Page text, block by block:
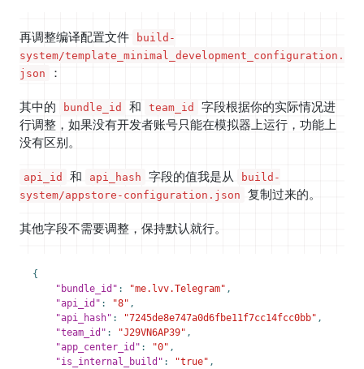
再调整编译配置文件
build-
system/template_minimal_development_configuration.
json
：
其中的 bundle_id 和 team_id
字段根据你的实际情况进
行调整，如果没有开发者账号只能在模拟器上运行，功能上
没有区别。
api_id 和 api_hash 字段的值我是从
build-
system/appstore-configuration.json
复制过来的。
其他字段不需要调整，保持默认就行。
{
"bundle_id" : "me.lvv.Telegram" ,
"api_id" : "8" ,
"api_hash" : "7245de8e747a0d6fbe11f7cc14fcc0bb" ,
"team_id" : "J29VN6AP39" ,
"app_center_id" : "0" ,
"is_internal_build" : "true" ,